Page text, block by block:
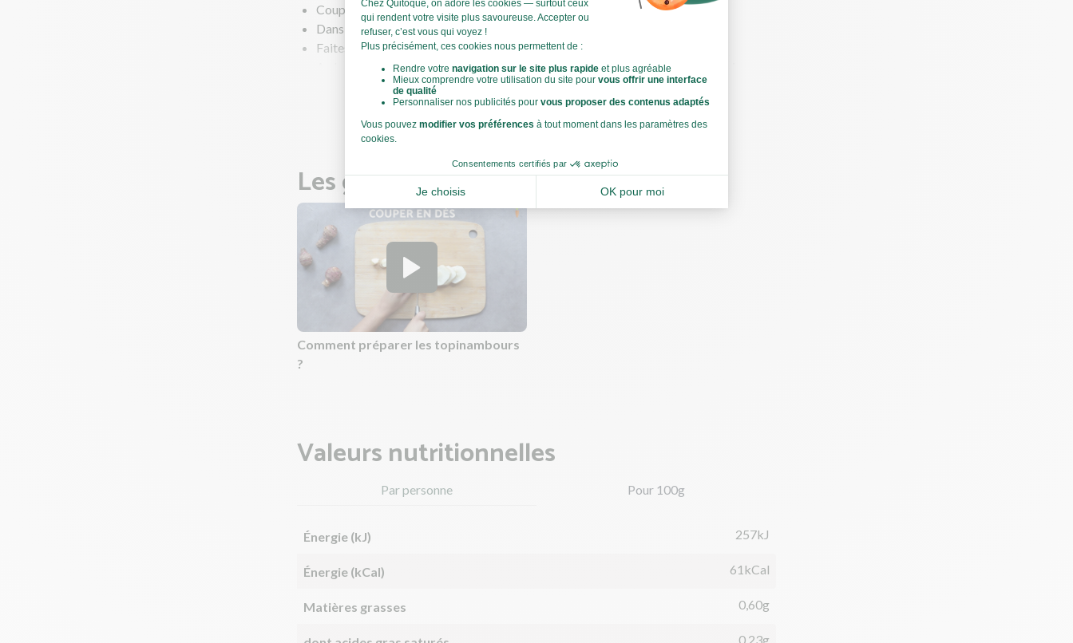
Coupez l'endive en 2.
Dans une poêle, faites fondre une noix de beurre à feu moyen.
Faites dorer l'endive 5 min de chaque côté.
Au bout des 10 min, versez de l'eau à mi-hauteur et prolongez la cuisson 10 min
jusqu'à ce que l’endive soit cuite.
En parallèle, préparez la purée de topinambours.
Voir toute la recette
Les gestes de cuisine
Comment préparer les topinambours
?
Valeurs nutritionnelles
Par personne Pour 100g
Énergie (kJ) 257kJ
Énergie (kCal) 61kCal
Matières grasses 0,60g
0,23g